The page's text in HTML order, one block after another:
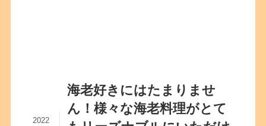
海老好きにはたまりませ
ん！様々な海老料理がとて
2022